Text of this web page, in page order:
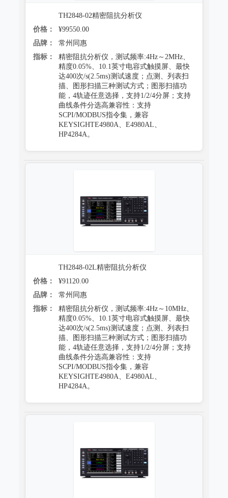
TH2848-02精密阻抗分析仪
价格：
¥99550.00
品牌：
常州同惠
指标：
精密阻抗分析仪，测试频率:4Hz～2MHz、
精度0.05%、10.1英寸电容式触摸屏、最快
达400次/s(2.5ms)测试速度；点测、列表扫
描、图形扫描三种测试方式；图形扫描功
能，4轨迹任意选择，支持1/2/4分屏；支持
曲线条件分选高兼容性：支持
SCPI/MODBUS指令集，兼容
KEYSIGHTE4980A、E4980AL、
HP4284A。
TH2848-02L精密阻抗分析仪
价格：
¥91120.00
品牌：
常州同惠
指标：
精密阻抗分析仪，测试频率:4Hz～10MHz、
精度0.05%、10.1英寸电容式触摸屏、最快
达400次/s(2.5ms)测试速度；点测、列表扫
描、图形扫描三种测试方式；图形扫描功
能，4轨迹任意选择，支持1/2/4分屏；支持
曲线条件分选高兼容性：支持
SCPI/MODBUS指令集，兼容
KEYSIGHTE4980A、E4980AL、
HP4284A。